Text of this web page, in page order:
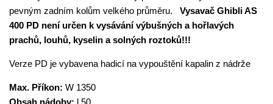
pevným zadním kolům velkého průměru. Vysavač Ghibli AS
400 PD není určen k vysávání výbušných a hořlavých
prachů, louhů, kyselin a solných roztoků!!!
Verze PD je vybavena hadicí na vypouštění kapalin z nádrže
Max. Příkon: W 1350
Obsah nádoby: l 50